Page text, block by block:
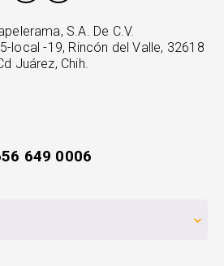
S.A. De C.V.
local -19, Rincón del Valle, 32618
Juárez, Chih.
649 0006